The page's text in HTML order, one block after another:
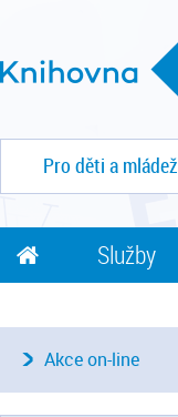
Pro děti a mládež
Služby
Akce on-line